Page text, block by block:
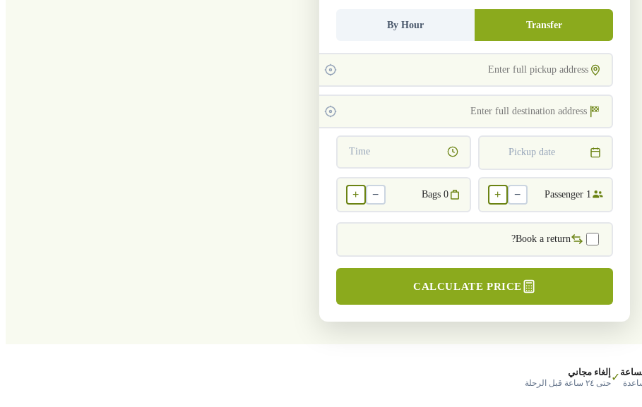
Transfer
By Hour
Pickup date
Time
1
Passenger
−
+
0
Bags
−
+
Book a return?
CALCULATE PRICE
✓ إلغاء مجاني
حتى ٢٤ ساعة قبل الرحلة